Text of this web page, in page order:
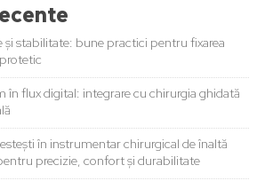
și stabilitate: bune practici pentru fixarea
în flux digital: integrare cu chirurgia ghidată
în instrumentar chirurgical de înaltă
precizie, confort și durabilitate